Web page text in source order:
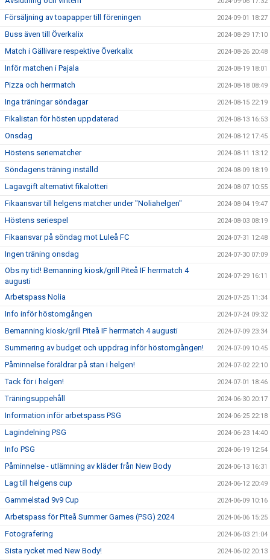
Försäljning av toapapper till föreningen 2024-09-01 18:27
Buss även till Överkalix 2024-08-29 17:10
Match i Gällivare respektive Överkalix 2024-08-26 20:48
Inför matchen i Pajala 2024-08-19 18:01
Pizza och herrmatch 2024-08-18 08:49
Inga träningar söndagar 2024-08-15 22:19
Fikalistan för hösten uppdaterad 2024-08-13 16:53
Onsdag 2024-08-12 17:45
Höstens seriematcher 2024-08-11 13:12
Söndagens träning inställd 2024-08-09 18:19
Lagavgift alternativt fikalotteri 2024-08-07 10:55
Fikaansvar till helgens matcher under "Noliahelgen" 2024-08-04 19:47
Höstens seriespel 2024-08-03 08:19
Fikaansvar på söndag mot Luleå FC 2024-07-31 12:48
Ingen träning onsdag 2024-07-30 07:09
Obs ny tid! Bemanning kiosk/grill Piteå IF herrmatch 4
augusti
2024-07-29 16:11
Arbetspass Nolia 2024-07-25 11:34
Info inför höstomgången 2024-07-24 09:32
Bemanning kiosk/grill Piteå IF herrmatch 4 augusti 2024-07-09 23:34
Summering av budget och uppdrag inför höstomgången! 2024-07-09 10:45
Påminnelse föräldrar på stan i helgen! 2024-07-02 22:10
Tack för i helgen! 2024-07-01 18:46
Träningsuppehåll 2024-06-30 20:17
Information inför arbetspass PSG 2024-06-25 22:18
Lagindelning PSG 2024-06-23 14:40
Info PSG 2024-06-19 12:54
Påminnelse - utlämning av kläder från New Body 2024-06-13 16:31
Lag till helgens cup 2024-06-12 20:49
Gammelstad 9v9 Cup 2024-06-09 10:16
Arbetspass för Piteå Summer Games (PSG) 2024 2024-06-06 15:25
Fotografering 2024-06-03 21:04
Sista rycket med New Body! 2024-06-02 20:13